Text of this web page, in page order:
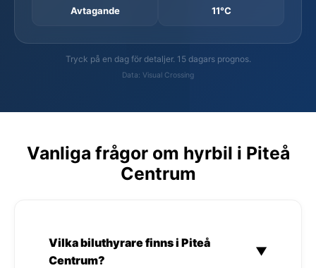
Avtagande 11°C
Tryck på en dag för detaljer. 15 dagars prognos.
Data: Visual Crossing
Vanliga frågor om hyrbil i Piteå
Centrum
Vilka biluthyrare finns i Piteå
Centrum?
▼